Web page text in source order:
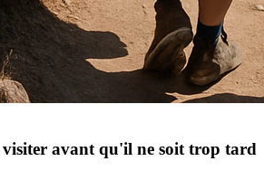
visiter avant qu'il ne soit trop tard